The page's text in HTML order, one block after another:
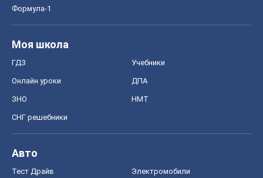
Формула-1
Моя школа
ГДЗ Учебники
Онлайн уроки ДПА
ЗНО НМТ
СНГ решебники
Авто
Тест Драйв Электромобили